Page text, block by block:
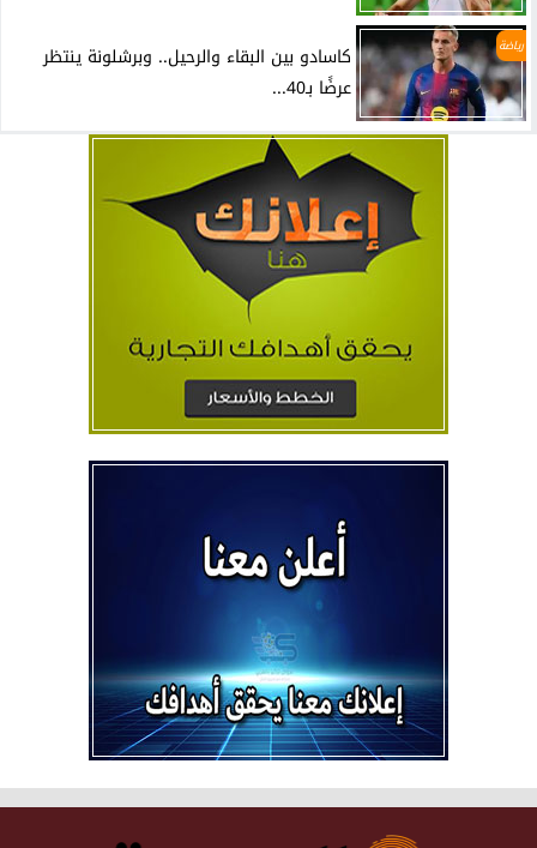
رياضة
كاسادو بين البقاء والرحيل.. وبرشلونة ينتظر
عرضًا بـ40...